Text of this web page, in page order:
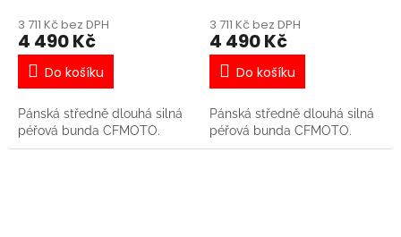
3 711 Kč bez DPH
4 490 Kč
Do košíku
Pánská středně dlouhá silná
péřová bunda CFMOTO.
3 711 Kč bez DPH
4 490 Kč
Do košíku
Pánská středně dlouhá silná
péřová bunda CFMOTO.